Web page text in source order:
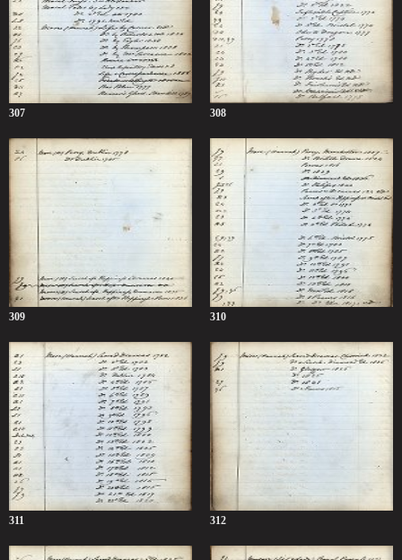
307 308
309 310
311 312